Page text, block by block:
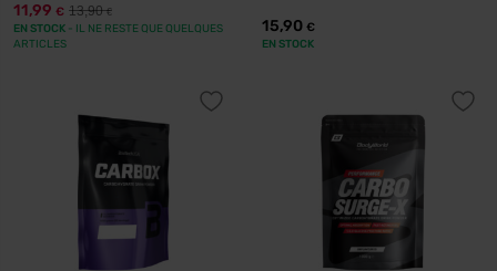
11,99 € 13,90€
EN STOCK - IL NE RESTE QUE QUELQUES
ARTICLES
15,90 €
EN STOCK